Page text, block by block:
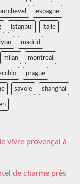
espagne
istanbul italie
lyon madrid
milan montreal
prague
savoie shanghai
vivre provençal à
de charme près